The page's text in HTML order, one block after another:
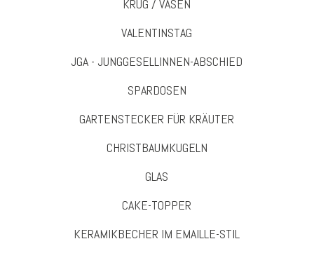
KRUG / VASEN
VALENTINSTAG
JGA - JUNGGESELLINNEN-ABSCHIED
SPARDOSEN
GARTENSTECKER FÜR KRÄUTER
CHRISTBAUMKUGELN
GLAS
CAKE-TOPPER
KERAMIKBECHER IM EMAILLE-STIL